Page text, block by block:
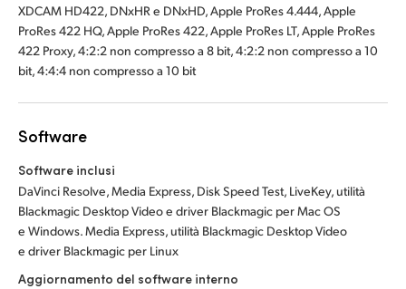
XDCAM HD422, DNxHR e DNxHD, Apple ProRes 4.444, Apple
ProRes 422 HQ, Apple ProRes 422, Apple ProRes LT, Apple ProRes
422 Proxy, 4:2:2 non compresso a 8 bit, 4:2:2 non compresso a 10
bit, 4:4:4 non compresso a 10 bit
Software
Software inclusi
DaVinci Resolve, Media Express, Disk Speed Test, LiveKey, utilità
Blackmagic Desktop Video e driver Blackmagic per Mac OS
e Windows. Media Express, utilità Blackmagic Desktop Video
e driver Blackmagic per Linux
Aggiornamento del software interno